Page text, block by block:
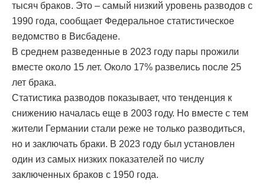
тысяч браков. Это – самый низкий уровень разводов с
1990 года, сообщает Федеральное статистическое
ведомство в Висбадене.
В среднем разведенные в 2023 году пары прожили
вместе около 15 лет. Около 17% развелись после 25
лет брака.
Статистика разводов показывает, что тенденция к
снижению началась еще в 2003 году. Но вместе с тем
жители Германии стали реже не только разводиться,
но и заключать браки. В 2023 году был установлен
один из самых низких показателей по числу
заключенных браков с 1950 года.